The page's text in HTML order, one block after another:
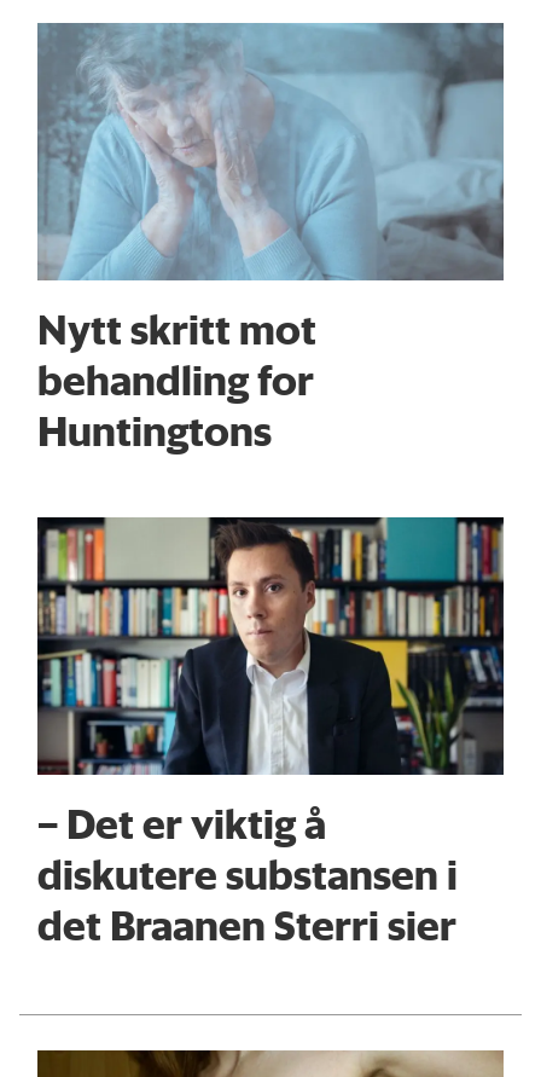
Nytt skritt mot
behandling for
Huntingtons
– Det er viktig å
diskutere substansen i
det Braanen Sterri sier